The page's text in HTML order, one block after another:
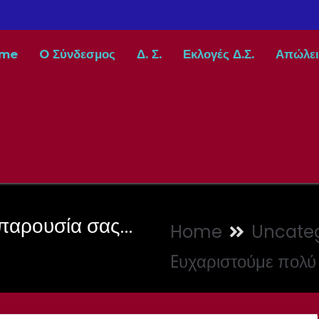
O Σύνδεσμος Δ. Σ. Εκλογές Δ.Σ.
σας… Home
Eυχαριστούμε